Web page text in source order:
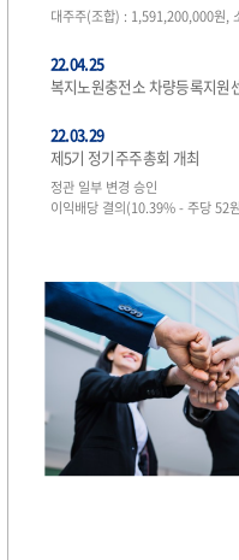
대주주(조합) : 1,591,200,000원,
22.04.25
복지노원충전소 차량등록지원
22.03.29
제5기 정기주주총회 개최
정관 일부 변경 승인
이익배당 결의(10.39% - 주당 52